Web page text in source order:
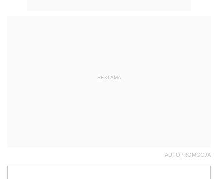
REKLAMA
AUTOPROMOCJA